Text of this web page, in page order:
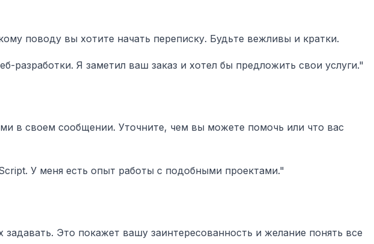
поводу вы хотите начать переписку. Будьте вежливы и кратки.
Я заметил ваш заказ и хотел бы предложить свои услуги."
в своем сообщении. Уточните, чем вы можете помочь или что вас
У меня есть опыт работы с подобными проектами."
Это покажет вашу заинтересованность и желание понять все